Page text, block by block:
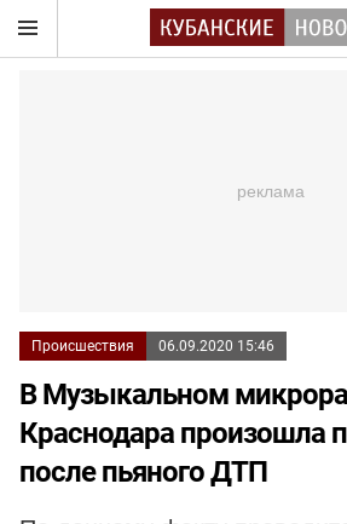
Происшествия 06.09.2020 15:46
В Музыкальном
Краснодара произошла
после пьяного ДТП